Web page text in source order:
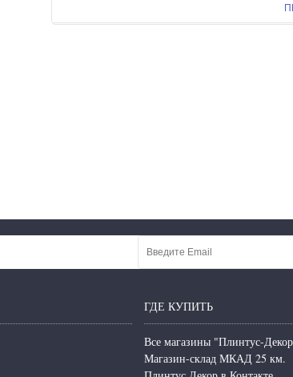
ГДЕ КУПИТЬ
Все магазины "Плинтус-
Магазин-склад МКАД 25 км.